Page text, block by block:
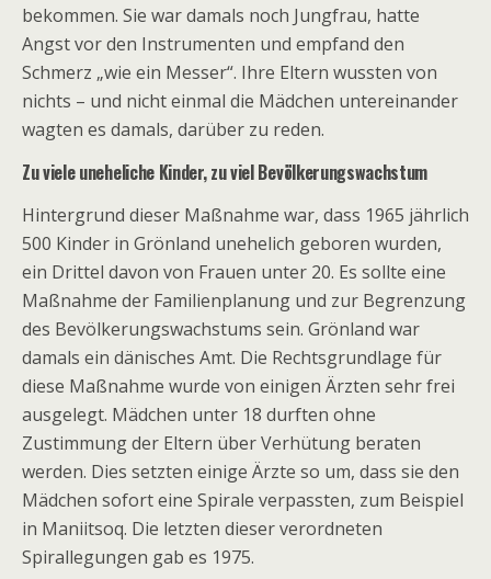
bekommen. Sie war damals noch Jungfrau, hatte
Angst vor den Instrumenten und empfand den
Schmerz „wie ein Messer“. Ihre Eltern wussten von
nichts – und nicht einmal die Mädchen untereinander
wagten es damals, darüber zu reden.
Zu viele uneheliche Kinder, zu viel Bevölkerungswachstum
Hintergrund dieser Maßnahme war, dass 1965 jährlich
500 Kinder in Grönland unehelich geboren wurden,
ein Drittel davon von Frauen unter 20. Es sollte eine
Maßnahme der Familienplanung und zur Begrenzung
des Bevölkerungswachstums sein. Grönland war
damals ein dänisches Amt. Die Rechtsgrundlage für
diese Maßnahme wurde von einigen Ärzten sehr frei
ausgelegt. Mädchen unter 18 durften ohne
Zustimmung der Eltern über Verhütung beraten
werden. Dies setzten einige Ärzte so um, dass sie den
Mädchen sofort eine Spirale verpassten, zum Beispiel
in Maniitsoq. Die letzten dieser verordneten
Spirallegungen gab es 1975.